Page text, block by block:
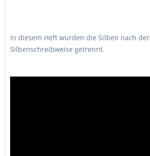
In diesem Heft wurden die Silben nach der
Silbenschreibweise getrennt.